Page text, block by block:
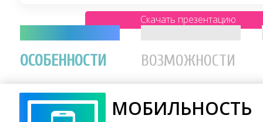
Скачать презентацию
ОСОБЕННОСТИ
МОБИЛЬНОСТЬ
ВОЗМОЖНОСТИ